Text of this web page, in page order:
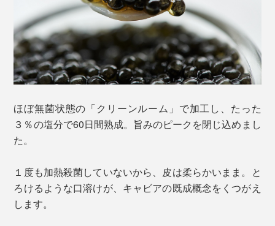
ほぼ無菌状態の「クリーンルーム」で加工し、たった
３％の塩分で60日間熟成。旨みのピークを閉じ込めまし
た。
１度も加熱殺菌していないから、皮は柔らかいまま。と
ろけるような口溶けが、キャビアの既成概念をくつがえ
します。